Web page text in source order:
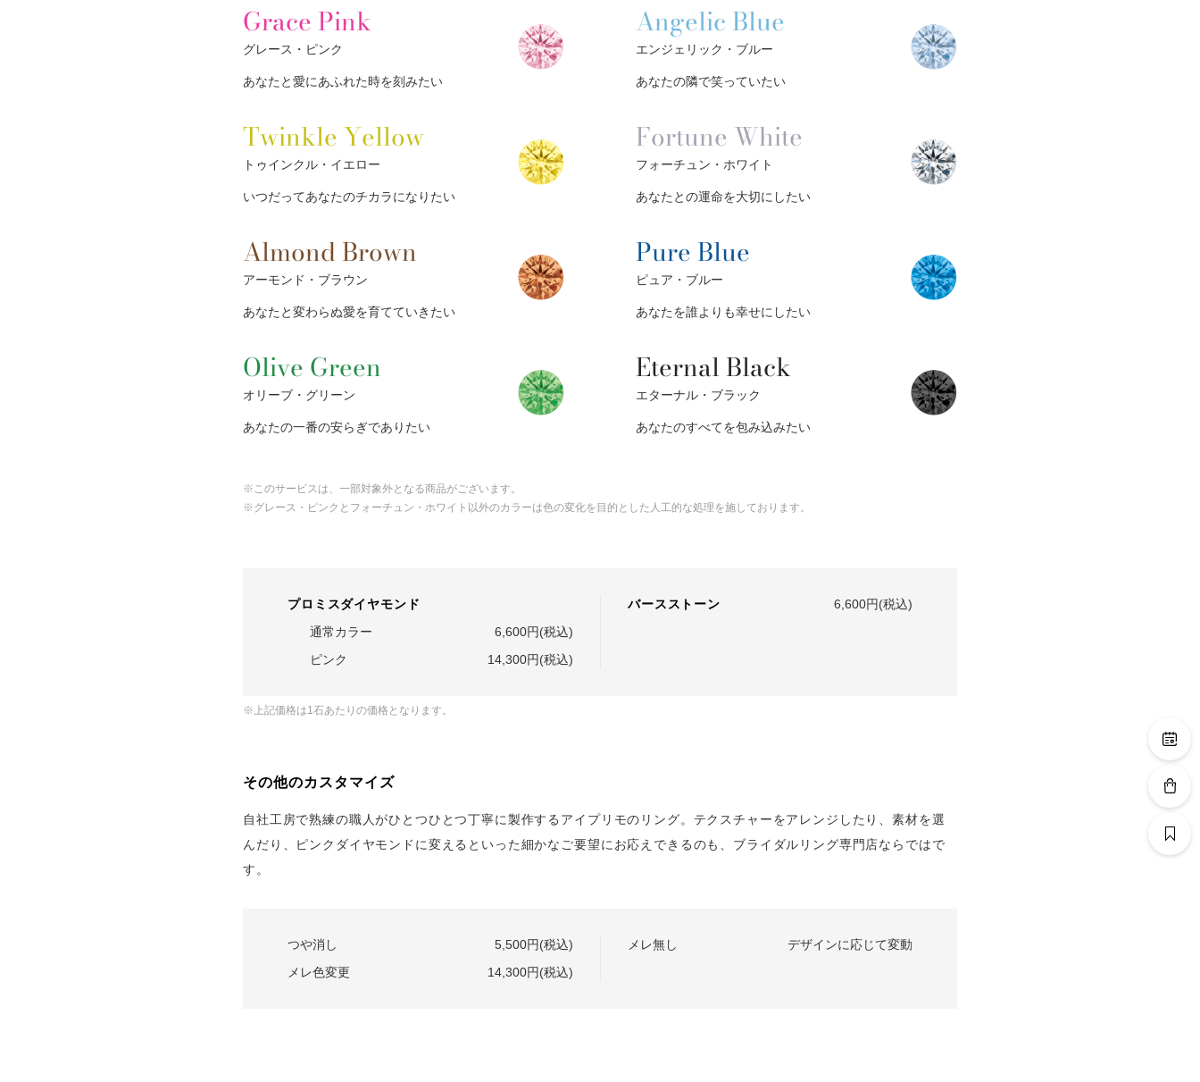
Grace Pink
グレース・ピンク
あなたと愛にあふれた時を刻みたい
Angelic Blue
エンジェリック・ブルー
あなたの隣で笑っていたい
Twinkle Yellow
トゥインクル・イエロー
いつだってあなたのチカラになりたい
Fortune White
フォーチュン・ホワイト
あなたとの運命を大切にしたい
Almond Brown
アーモンド・ブラウン
あなたと変わらぬ愛を育てていきたい
Pure Blue
ピュア・ブルー
あなたを誰よりも幸せにしたい
Olive Green
オリーブ・グリーン
あなたの一番の安らぎでありたい
Eternal Black
エターナル・ブラック
あなたのすべてを包み込みたい
※このサービスは、一部対象外となる商品がございます。
※グレース・ピンクとフォーチュン・ホワイト以外のカラーは色の変化を目的とした人工的な処理を施しております。
プロミスダイヤモンド
通常カラー
6,600円(税込)
ピンク
14,300円(税込)
バースストーン 6,600円(税込)
※上記価格は1石あたりの価格となります。
その他のカスタマイズ
自社工房で熟練の職人がひとつひとつ丁寧に製作するアイプリモのリング。テクスチャーをアレンジしたり、素材を選
んだり、ピンクダイヤモンドに変えるといった細かなご要望にお応えできるのも、ブライダルリング専門店ならではで
す。
つや消し
5,500円(税込)
メレ色変更
14,300円(税込)
メレ無し デザインに応じて変動